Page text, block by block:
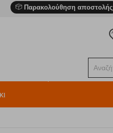
Παρακολούθηση αποστολής